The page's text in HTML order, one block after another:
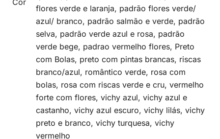
Cor
flores verde e laranja, padrão flores verde/
azul/ branco, padrão salmão e verde, padrão
selva, padrão verde azul e rosa, padrão
verde bege, padrao vermelho flores, Preto
com Bolas, preto com pintas brancas, riscas
branco/azul, romântico verde, rosa com
bolas, rosa com riscas verde e cru, vermelho
forte com flores, vichy azul, vichy azul e
castanho, vichy azul escuro, vichy lilás, vichy
preto e branco, vichy turquesa, vichy
vermelho